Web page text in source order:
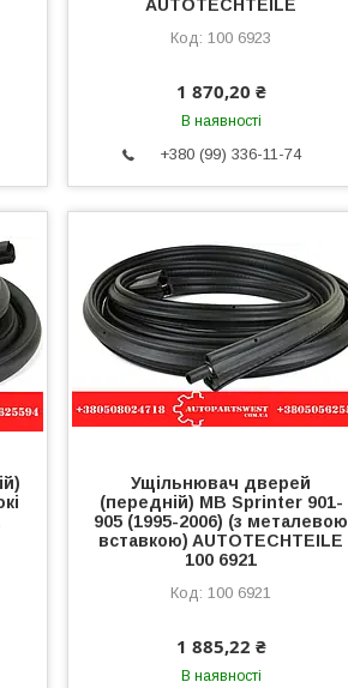
AUTOTECHTEILE
100 6923
1 870,20 ₴
В наявності
+380 (99) 336-11-74
Ущільнювач дверей
(передній) MB Sprinter 901-
905 (1995-2006) (з металевою
вставкою) AUTOTECHTEILE
100 6921
100 6921
1 885,22 ₴
В наявності